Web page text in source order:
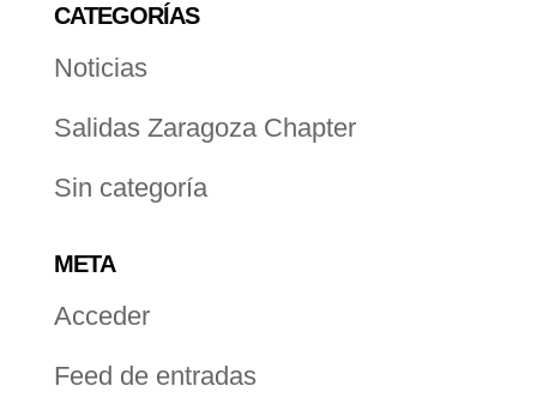
CATEGORÍAS
Noticias
Salidas Zaragoza Chapter
Sin categoría
META
Acceder
Feed de entradas